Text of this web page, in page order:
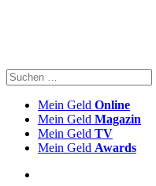
Mein Geld Online
Mein Geld Magazin
Mein Geld TV
Mein Geld Awards